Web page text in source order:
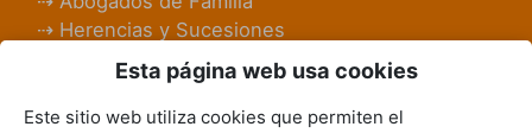
Herencias y Sucesiones
Abogados Laboralistas
Abogados Penalistas
Derecho Civil
Esta página web usa cookies
Este sitio web utiliza cookies que permiten el